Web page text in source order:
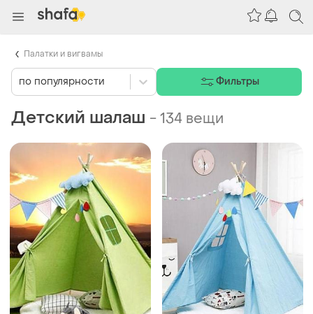
Детский шалаш -134 вещи
по популярности Фильтры
Палатки и вигвамы